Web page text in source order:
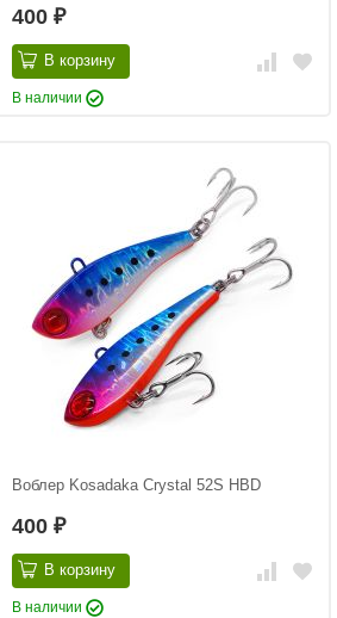
400 ₽
В корзину
В наличии
Воблер Kosadaka Crystal 52S HBD
400 ₽
В корзину
В наличии